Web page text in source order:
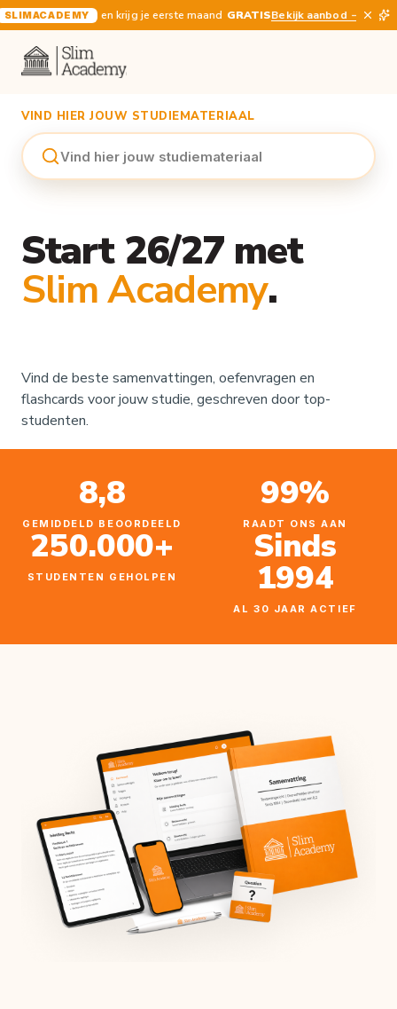
en krijg je eerste maand GRATISBekijk aanbod
Start 26/27 met
Slim Academy.
Vind de beste samenvattingen, oefenvragen en
flashcards voor jouw studie, geschreven door top-
studenten.
VIND HIER JOUW STUDIEMATERIAAL
Vind hier jouw studiemateriaal
8,8
GEMIDDELD BEOORDEELD
99%
RAADT ONS AAN
250.000+
STUDENTEN GEHOLPEN
Sinds
1994
AL 30 JAAR ACTIEF